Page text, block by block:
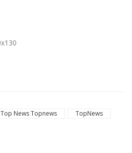
Top News Topnews TopNews